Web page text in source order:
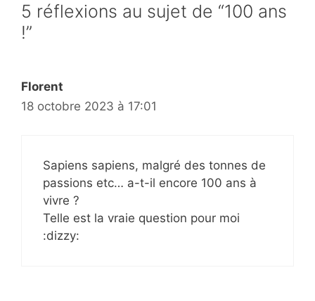
5 réflexions au sujet de “100 ans
!”
Florent
18 octobre 2023 à 17:01
Sapiens sapiens, malgré des tonnes de
passions etc… a-t-il encore 100 ans à
vivre ?
Telle est la vraie question pour moi
:dizzy: